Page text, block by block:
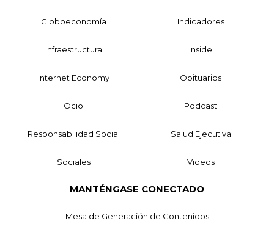
Globoeconomía Indicadores
Infraestructura Inside
Internet Economy Obituarios
Ocio Podcast
Responsabilidad Social Salud Ejecutiva
Sociales Videos
MANTÉNGASE CONECTADO
Mesa de Generación de Contenidos